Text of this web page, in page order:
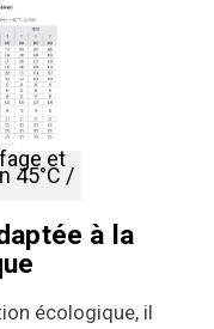
et
45°C /
à la
écologique, il